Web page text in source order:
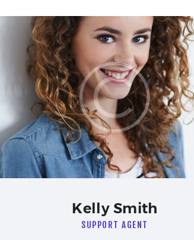
Kelly Smith
SUPPORT AGENT